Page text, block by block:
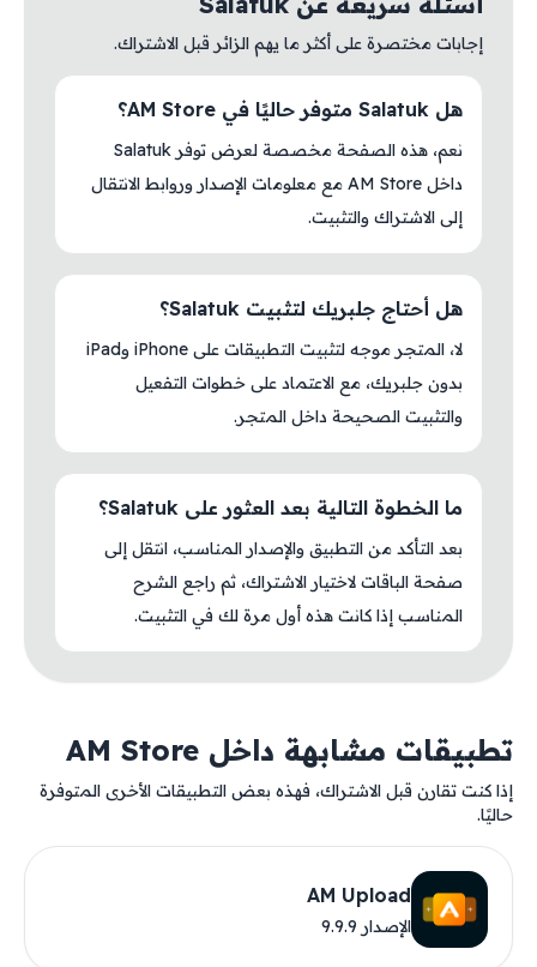
إجابات مختصرة على أكثر ما يهم الزائر قبل الاشتراك.
هل Salatuk متوفر حاليًا في AM Store؟
نعم، هذه الصفحة مخصصة لعرض توفر Salatuk
داخل AM Store مع معلومات الإصدار وروابط الانتقال
إلى الاشتراك والتثبيت.
هل أحتاج جلبريك لتثبيت Salatuk؟
لا، المتجر موجه لتثبيت التطبيقات على iPhone وiPad
بدون جلبريك، مع الاعتماد على خطوات التفعيل
والتثبيت الصحيحة داخل المتجر.
ما الخطوة التالية بعد العثور على Salatuk؟
بعد التأكد من التطبيق والإصدار المناسب، انتقل إلى
صفحة الباقات لاختيار الاشتراك، ثم راجع الشرح
المناسب إذا كانت هذه أول مرة لك في التثبيت.
تطبيقات مشابهة داخل AM Store
إذا كنت تقارن قبل الاشتراك، فهذه بعض التطبيقات الأخرى المتوفرة
حاليًا.
AM Upload
الإصدار 9.9.9